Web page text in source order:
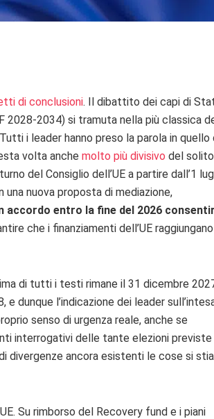
di conclusioni. Il dibattito dei capi di
2028-2034) si tramuta nella più classica
i leader hanno preso la parola in quello
volta anche molto più divisivo del
del Consiglio dell’UE a partire dall’1
nuova proposta di mediazione,
accordo entro la fine del 2026
che i finanziamenti dell’UE
di tutti i testi rimane il 31 dicembre
dunque l’indicazione dei leader
senso di urgenza reale, anche se
interrogativi delle tante elezioni previste
divergenze ancora esistenti le cose si
Su rimborso del Recovery fund e i piani